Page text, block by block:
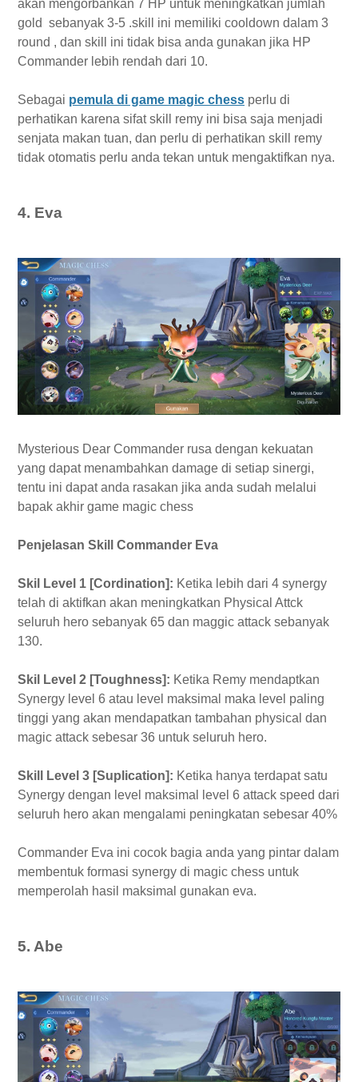
akan mengorbankan 7 HP untuk meningkatkan jumlah
gold sebanyak 3-5 .skill ini memiliki cooldown dalam 3
round , dan skill ini tidak bisa anda gunakan jika HP
Commander lebih rendah dari 10.
Sebagai pemula di game magic chess perlu di
perhatikan karena sifat skill remy ini bisa saja menjadi
senjata makan tuan, dan perlu di perhatikan skill remy
tidak otomatis perlu anda tekan untuk mengaktifkan nya.
4. Eva
Mysterious Dear Commander rusa dengan kekuatan
yang dapat menambahkan damage di setiap sinergi,
tentu ini dapat anda rasakan jika anda sudah melalui
bapak akhir game magic chess
Penjelasan Skill Commander Eva
Skil Level 1 [Cordination]: Ketika lebih dari 4 synergy
telah di aktifkan akan meningkatkan Physical Attck
seluruh hero sebanyak 65 dan maggic attack sebanyak
130.
Skil Level 2 [Toughness]: Ketika Remy mendaptkan
Synergy level 6 atau level maksimal maka level paling
tinggi yang akan mendapatkan tambahan physical dan
magic attack sebesar 36 untuk seluruh hero.
Skill Level 3 [Suplication]: Ketika hanya terdapat satu
Synergy dengan level maksimal level 6 attack speed dari
seluruh hero akan mengalami peningkatan sebesar 40%
Commander Eva ini cocok bagia anda yang pintar dalam
membentuk formasi synergy di magic chess untuk
memperolah hasil maksimal gunakan eva.
5. Abe